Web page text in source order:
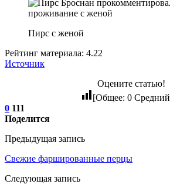
Пирс с женой
Рейтинг материала: 4.22
Источник
Оцените статью!
[Общее: 0
0 111
Поделится
Предыдущая запись
Свежие фаршированные перцы
Следующая запись